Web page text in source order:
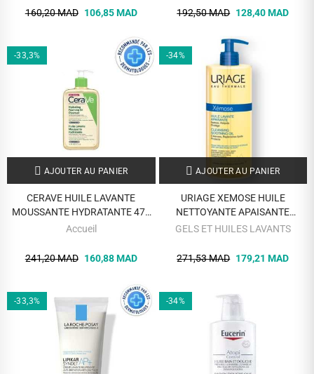
160,20 MAD 106,85 MAD 192,50 MAD 128,40 MAD
-33,3%
AJOUTER AU PANIER
CERAVE HUILE LAVANTE
MOUSSANTE HYDRATANTE 473
ML
Accueil
241,20 MAD 160,88 MAD
-34%
AJOUTER AU PANIER
URIAGE XEMOSE HUILE
NETTOYANTE APAISANTE
VISAGE ET CORPS 500 ML
GELS ET HUILES LAVANTS
271,53 MAD 179,21 MAD
-33,3% -34%